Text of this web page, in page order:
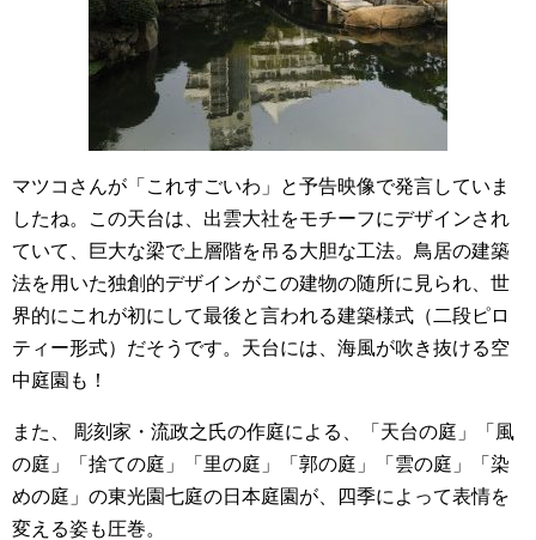
マツコさんが「これすごいわ」と予告映像で発言していま
したね。この天台は、出雲大社をモチーフにデザインされ
ていて、巨大な梁で上層階を吊る大胆な工法。鳥居の建築
法を用いた独創的デザインがこの建物の随所に見られ、世
界的にこれが初にして最後と言われる建築様式（二段ピロ
ティー形式）だそうです。天台には、海風が吹き抜ける空
中庭園も！
また、 彫刻家・流政之氏の作庭による、「天台の庭」「風
の庭」「捨ての庭」「里の庭」「郭の庭」「雲の庭」「染
めの庭」の東光園七庭の日本庭園が、四季によって表情を
変える姿も圧巻。